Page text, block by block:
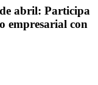
abril: Participa
empresarial con